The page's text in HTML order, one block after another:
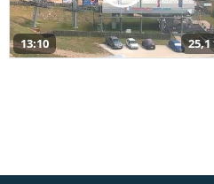
13:10 25,1